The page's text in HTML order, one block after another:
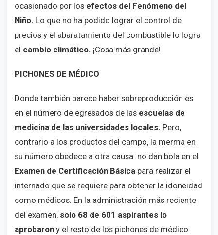
ocasionado por los efectos del Fenómeno del
Niño. Lo que no ha podido lograr el control de
precios y el abaratamiento del combustible lo logra
el cambio climático. ¡Cosa más grande!
PICHONES DE MÉDICO
Donde también parece haber sobreproducción es
en el número de egresados de las escuelas de
medicina de las universidades locales. Pero,
contrario a los productos del campo, la merma en
su número obedece a otra causa: no dan bola en el
Examen de Certificación Básica para realizar el
internado que se requiere para obtener la idoneidad
como médicos. En la administración más reciente
del examen, solo 68 de 601 aspirantes lo
aprobaron y el resto de los pichones de médico